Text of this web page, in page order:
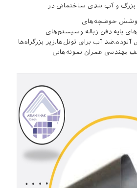
و آب بندی ساختمانی در
پوشش حوضچه‌های
پایه دفن زباله وسیستم‌های
آب برای تونل‌ها،زیر بزرگراه‌ها
مهندسی عمران نمونه‌هایی